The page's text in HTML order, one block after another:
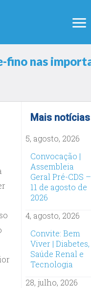
fino nas
Mais notícias
5, agosto, 2026
Convocação |
Assembleia
Geral Pré-CDS –
11 de agosto de
2026
4, agosto, 2026
Convite: Bem
Viver | Diabetes,
Saúde Renal e
Tecnologia
28, julho, 2026